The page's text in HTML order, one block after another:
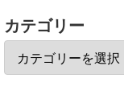
カテゴリー